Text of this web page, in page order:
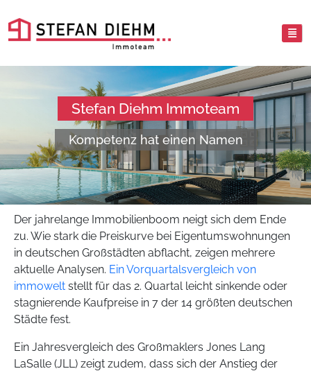
Stefan Diehm Immoteam
Kompetenz hat einen Namen
Der jahrelange Immobilienboom neigt sich dem Ende
zu. Wie stark die Preiskurve bei Eigentumswohnungen
in deutschen Großstädten abflacht, zeigen mehrere
aktuelle Analysen. Ein Vorquartalsvergleich von
immowelt stellt für das 2. Quartal leicht sinkende oder
stagnierende Kaufpreise in 7 der 14 größten deutschen
Städte fest.
Ein Jahresvergleich des Großmaklers Jones Lang
LaSalle (JLL) zeigt zudem, dass sich der Anstieg der